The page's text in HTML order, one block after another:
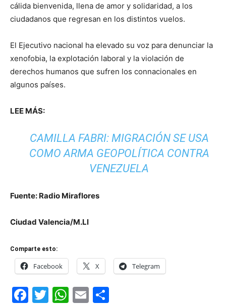
cálida bienvenida, llena de amor y solidaridad, a los
ciudadanos que regresan en los distintos vuelos.
El Ejecutivo nacional ha elevado su voz para denunciar la
xenofobia, la explotación laboral y la violación de
derechos humanos que sufren los connacionales en
algunos países.
LEE MÁS:
CAMILLA FABRI: MIGRACIÓN SE USA
COMO ARMA GEOPOLÍTICA CONTRA
VENEZUELA
Fuente: Radio Miraflores
Ciudad Valencia/M.Ll
Comparte esto:
Facebook X Telegram
Facebook
Twitter
WhatsApp
Email